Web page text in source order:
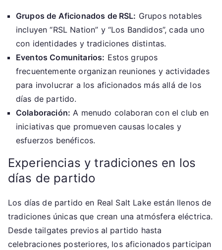
Grupos de Aficionados de RSL: Grupos notables
incluyen “RSL Nation” y “Los Bandidos”, cada uno
con identidades y tradiciones distintas.
Eventos Comunitarios: Estos grupos
frecuentemente organizan reuniones y actividades
para involucrar a los aficionados más allá de los
días de partido.
Colaboración: A menudo colaboran con el club en
iniciativas que promueven causas locales y
esfuerzos benéficos.
Experiencias y tradiciones en los
días de partido
Los días de partido en Real Salt Lake están llenos de
tradiciones únicas que crean una atmósfera eléctrica.
Desde tailgates previos al partido hasta
celebraciones posteriores, los aficionados participan